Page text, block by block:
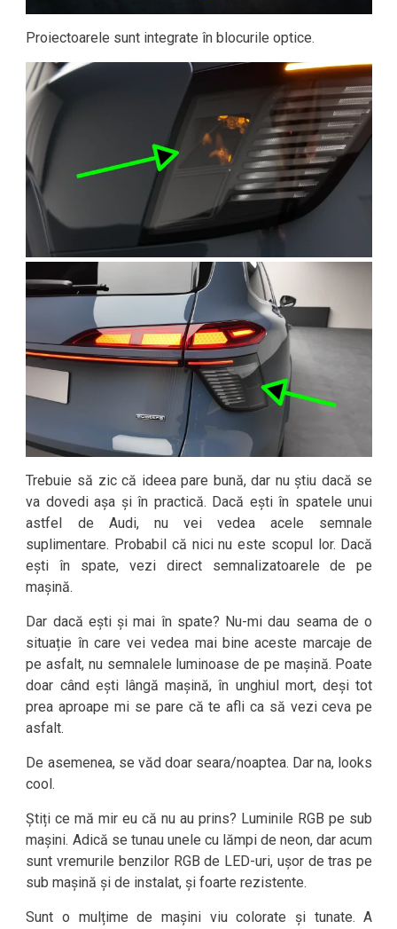
Proiectoarele sunt integrate în blocurile optice.
Trebuie să zic că ideea pare bună, dar nu știu dacă se
va dovedi așa și în practică. Dacă ești în spatele unui
astfel de Audi, nu vei vedea acele semnale
suplimentare. Probabil că nici nu este scopul lor. Dacă
ești în spate, vezi direct semnalizatoarele de pe
mașină.
Dar dacă ești și mai în spate? Nu-mi dau seama de o
situație în care vei vedea mai bine aceste marcaje de
pe asfalt, nu semnalele luminoase de pe mașină. Poate
doar când ești lângă mașină, în unghiul mort, deși tot
prea aproape mi se pare că te afli ca să vezi ceva pe
asfalt.
De asemenea, se văd doar seara/noaptea. Dar na, looks
cool.
Știți ce mă mir eu că nu au prins? Luminile RGB pe sub
mașini. Adică se tunau unele cu lămpi de neon, dar acum
sunt vremurile benzilor RGB de LED-uri, ușor de tras pe
sub mașină și de instalat, și foarte rezistente.
Sunt o mulțime de mașini viu colorate și tunate. A